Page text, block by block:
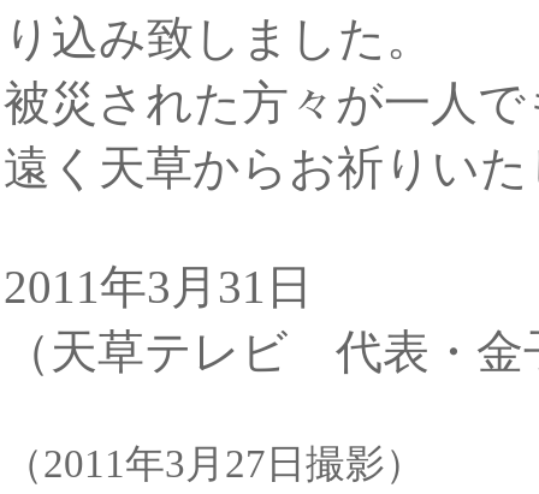
り込み致しました。
被災された方々が一人
遠く天草からお祈りい
2011年3月31日
（天草テレビ 代表・金
（2011年3月27日撮影）